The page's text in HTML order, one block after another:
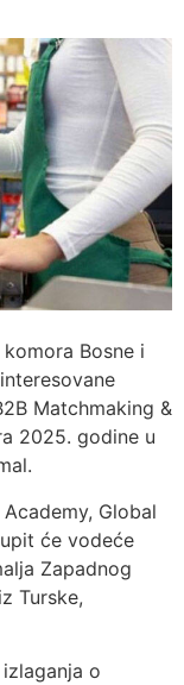
Bosne i
Matchmaking &
2025. godine u
Global
će vodeće
Zapadnog
Turske,
o